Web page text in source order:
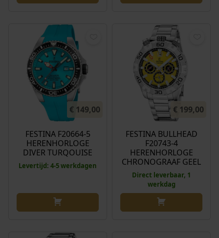
€ 149,00
FESTINA F20664-5
HERENHORLOGE
DIVER TURQOUISE
Levertijd: 4-5 werkdagen
€ 199,00
FESTINA BULLHEAD
F20743-4
HERENHORLOGE
CHRONOGRAAF GEEL
Direct leverbaar, 1
werkdag